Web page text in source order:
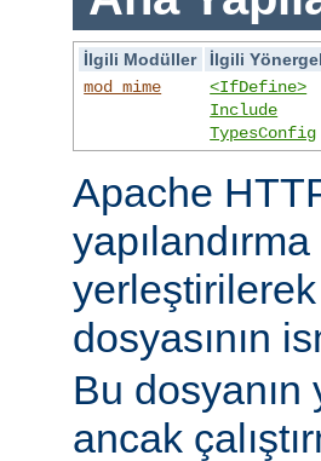
İlgili Modüller
İlgili
mod_mime
<IfDefine>
Include
TypesConfig
Apache
yerleştirilerek
dosyasının
Bu dosyanın
ancak